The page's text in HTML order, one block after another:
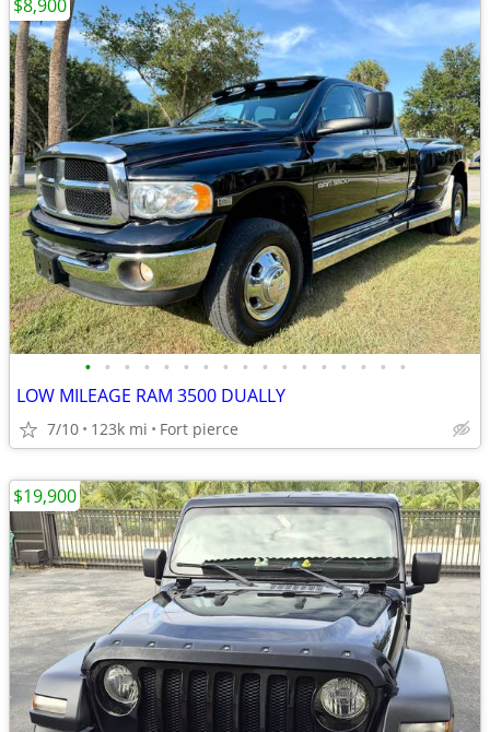
• • • • • • • • • • • • • • • • •
LOW MILEAGE RAM 3500 DUALLY
7/10 123k mi Fort pierce
$8,900
$19,900